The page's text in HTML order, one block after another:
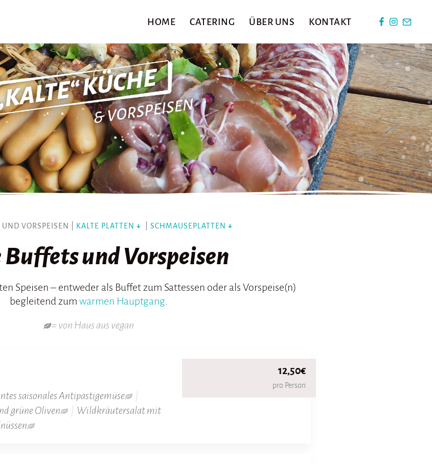
HOME CATERING ÜBER UNS KONTAKT
UND VORSPEISEN | KALTE PLATTEN SCHMAUSEPLATTEN
und Vorspeisen
Speisen – entweder als Buffet zum Sattessen oder als Vorspeise(n)
begleitend zum warmen Hauptgang.
= von Haus aus vegan
saisonales Antipastigemüse
|
grüne Oliven | Wildkräutersalat mit
12,50€
pro Person